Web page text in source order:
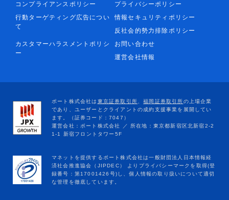
コンプライアンスポリシー
プライバシーポリシー
行動ターゲティング広告につい
て
情報セキュリティポリシー
反社会的勢力排除ポリシー
カスタマーハラスメントポリシ
ー
お問い合わせ
運営会社情報